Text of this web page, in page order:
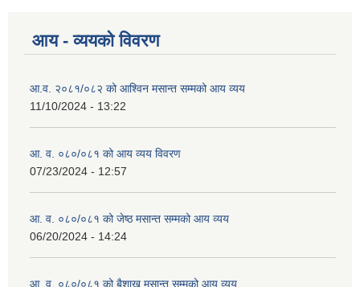
आय - व्ययको विवरण
आ.व. २०८१/०८२ को आश्विन मसान्त सम्मको आय व्यय
11/10/2024 - 13:22
आ. व. ०८०/०८१ को आय व्यय विवरण
07/23/2024 - 12:57
आ. व. ०८०/०८१ को जेष्ठ मसान्त सम्मको आय व्यय
06/20/2024 - 14:24
आ. व. ०८०/०८१ को बैशाख मसान्त सम्मको आय व्यय